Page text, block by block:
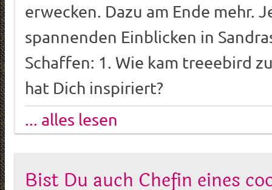
erwecken. Dazu am Ende mehr.
spannenden Einblicken in
Schaffen: 1. Wie kam treeebird
hat Dich inspiriert?
... alles lesen
Bist Du auch Chefin eines